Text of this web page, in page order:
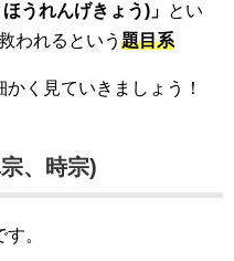
うれんげきょう)」 とい
われるという 題目系
く見ていきましょう！
、時宗)
。